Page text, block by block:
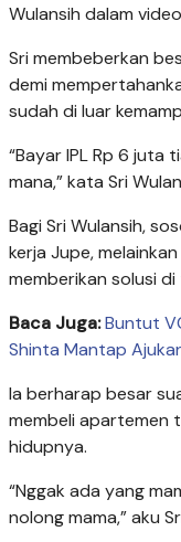
Wulansih dalam
Sri membeberkan
demi
sudah di luar
“Bayar IPL Rp 6 juta
mana,” kata Sri
Bagi Sri Wulansih,
kerja Jupe,
memberikan solusi
Baca Juga:Buntut
Shinta Mantap
Ia berharap besar
membeli apartemen
hidupnya.
“Nggak ada yang
nolong mama,” aku